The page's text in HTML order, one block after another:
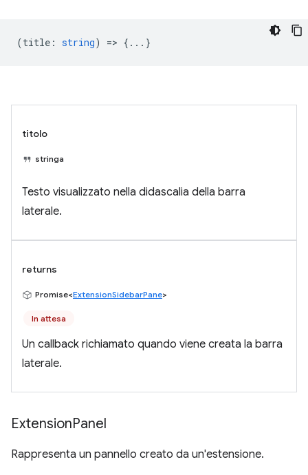
(title : string) => {...}
titolo
stringa
Testo visualizzato nella didascalia della barra
laterale.
returns
Promise<ExtensionSidebarPane>
In attesa
Un callback richiamato quando viene creata la barra
laterale.
ExtensionPanel
Rappresenta un pannello creato da un'estensione.